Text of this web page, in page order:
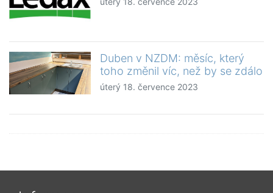
Duben v NZDM: měsíc, který
toho změnil víc, než by se zdálo
úterý 18. července 2023